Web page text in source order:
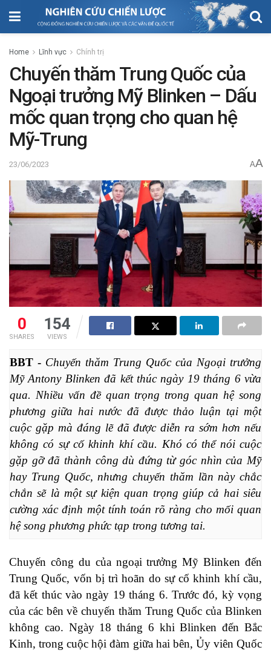
Home Lĩnh vực Chính trị
Chuyến thăm Trung Quốc của
Ngoại trưởng Mỹ Blinken – Dấu
mốc quan trọng cho quan hệ
Mỹ-Trung
23/06/2023 AA
0
SHARES
154
VIEWS
BBT - Chuyến thăm Trung Quốc của Ngoại trưởng
Mỹ Antony Blinken đã kết thúc ngày 19 tháng 6 vừa
qua. Nhiều vấn đề quan trọng trong quan hệ song
phương giữa hai nước đã được thảo luận tại một
cuộc gặp mà đáng lẽ đã được diễn ra sớm hơn nếu
không có sự cố khinh khí cầu. Khó có thể nói cuộc
gặp gỡ đã thành công dù đứng từ góc nhìn của Mỹ
hay Trung Quốc, nhưng chuyến thăm lần này chắc
chắn sẽ là một sự kiện quan trọng giúp cả hai siêu
cường xác định một tính toán rõ ràng cho mối quan
hệ song phương phức tạp trong tương tai.
Chuyến công du của ngoại trưởng Mỹ Blinken đến
Trung Quốc, vốn bị trì hoãn do sự cố khinh khí cầu,
đã kết thúc vào ngày 19 tháng 6. Trước đó, kỳ vọng
của các bên về chuyến thăm Trung Quốc của Blinken
không cao. Ngày 18 tháng 6 khi Blinken đến Bắc
Kinh, trong cuộc hội đàm giữa hai bên, Ủy viên Quốc